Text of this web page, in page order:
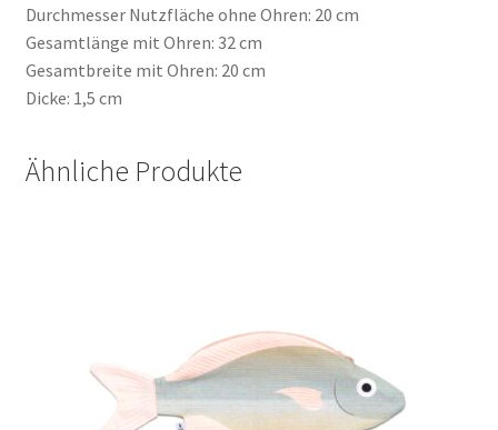
Durchmesser Nutzfläche ohne Ohren: 20 cm
Gesamtlänge mit Ohren: 32 cm
Gesamtbreite mit Ohren: 20 cm
Dicke: 1,5 cm
Ähnliche Produkte